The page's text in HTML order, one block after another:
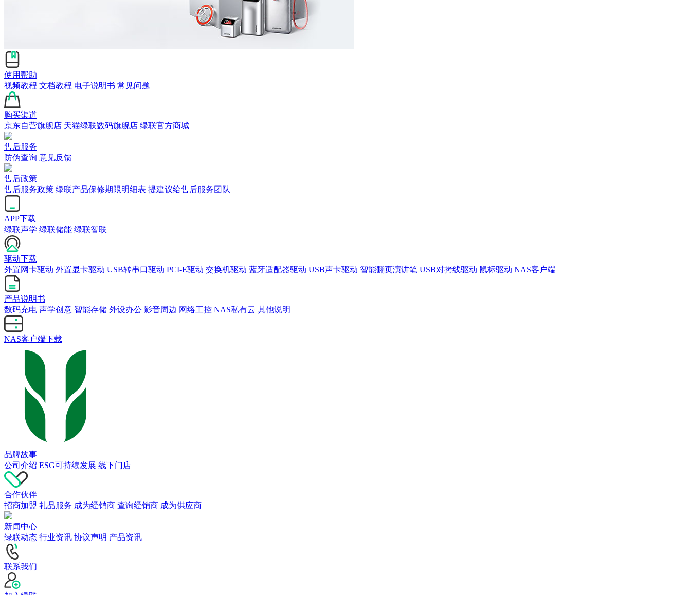
使用帮助
视频教程 文档教程 电子说明书 常见问题
购买渠道
京东自营旗舰店 天猫绿联数码旗舰店 绿联官方商城
售后服务
防伪查询 意见反馈
售后政策
售后服务政策 绿联产品保修期限明细表 提建议给售后服务团队
APP下载
绿联声学 绿联储能 绿联智联
驱动下载
外置网卡驱动 外置显卡驱动 USB转串口驱动 PCI-E驱动 交换机驱动 蓝牙适配器驱动 USB声卡驱动 智能翻页演讲笔 USB对拷线驱动 鼠标驱动 NAS客户端
产品说明书
数码充电 声学创意 智能存储 外设办公 影音周边 网络工控 NAS私有云 其他说明
NAS客户端下载
品牌故事
公司介绍 ESG可持续发展 线下门店
合作伙伴
招商加盟 礼品服务 成为经销商 查询经销商 成为供应商
新闻中心
绿联动态 行业资讯 协议声明 产品资讯
联系我们